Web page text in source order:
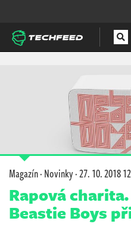
Magazín·Novinky·27. 10. 2018
Rapová
Beastie Boys